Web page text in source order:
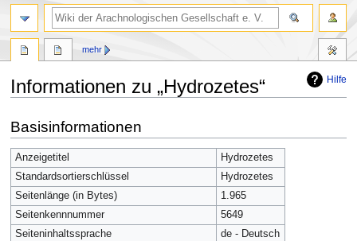
Hilfe
Informationen zu „Hydrozetes“
Navigation
springen
Suche
springen
Basisinformationen
Anzeigetitel
Hydrozetes
Standardsortierschlüssel
Hydrozetes
Seitenlänge (in Bytes)
1.965
Seitenkennnummer
5649
Seiteninhaltssprache
de - Deutsch
mehr